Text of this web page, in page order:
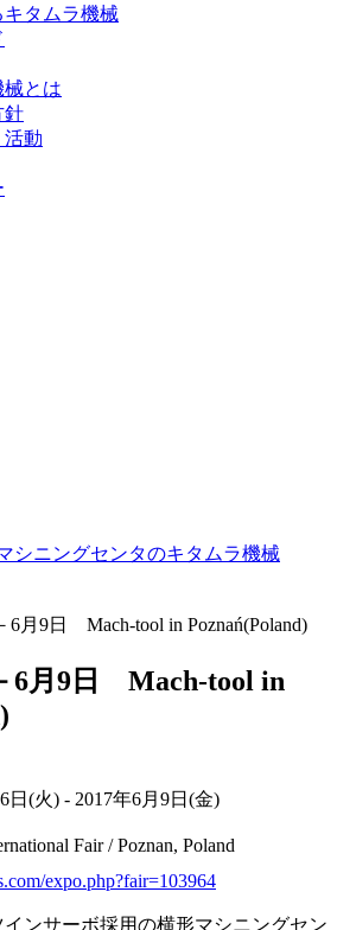
タムラ機械
械とは
針
活動
シニングセンタのキタムラ機械
6月9日 Mach-tool in Poznań(Poland)
6月9日 Mach-tool in
日(火) - 2017年6月9日(金)
Fair / Poznan, Poland
expo.php?fair=103964
ンサーボ採用の横形マシニングセン